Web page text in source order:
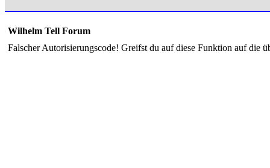
Wilhelm Tell Forum
Falscher Autorisierungscode! Greifst du auf diese Funktion auf die